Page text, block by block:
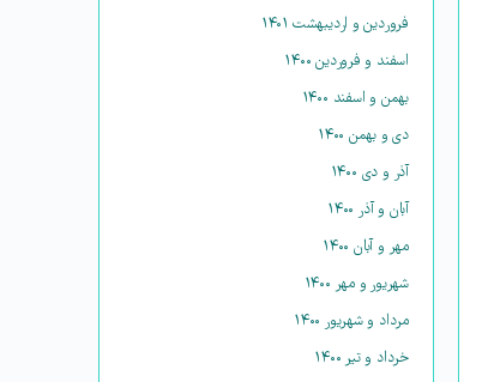
فروردین و اردیبهشت ۱۴۰۱
اسفند و فروردین ۱۴۰۰
بهمن و اسفند ۱۴۰۰
دی و بهمن ۱۴۰۰
آذر و دی ۱۴۰۰
آبان و آذر ۱۴۰۰
مهر و آبان ۱۴۰۰
شهریور و مهر ۱۴۰۰
مرداد و شهریور ۱۴۰۰
خرداد و تیر ۱۴۰۰